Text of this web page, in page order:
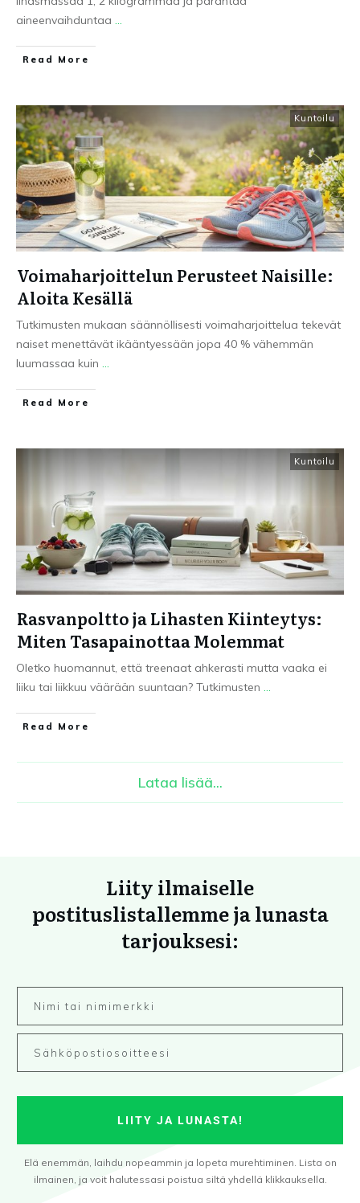
aineenvaihduntaa ...
Read More
Kuntoilu
Voimaharjoittelun Perusteet Naisille:
Aloita Kesällä
Tutkimusten mukaan säännöllisesti voimaharjoittelua tekevät
naiset menettävät ikääntyessään jopa 40 % vähemmän
luumassaa kuin ...
Read More
Kuntoilu
Rasvanpoltto ja Lihasten Kiinteytys:
Miten Tasapainottaa Molemmat
Oletko huomannut, että treenaat ahkerasti mutta vaaka ei
liiku tai liikkuu väärään suuntaan? Tutkimusten ...
Read More
Lataa lisää...
Liity ilmaiselle
postituslistallemme ja lunasta
tarjouksesi:
LIITY JA LUNASTA!
Elä enemmän, laihdu nopeammin ja lopeta murehtiminen. Lista on
ilmainen, ja voit halutessasi poistua siltä yhdellä klikkauksella.